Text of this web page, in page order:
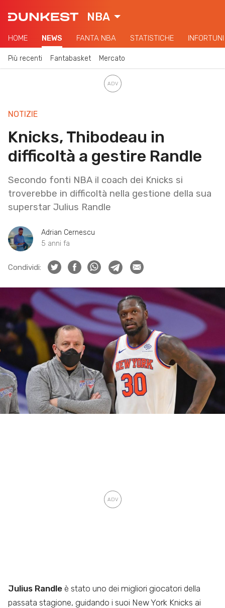
NBA
HOME NEWS FANTA NBA STATISTICHE INFORTUNI
Più recenti Fantabasket Mercato
NOTIZIE
Knicks, Thibodeau in
difficoltà a gestire Randle
Secondo fonti NBA il coach dei Knicks si
troverebbe in difficoltà nella gestione della sua
superstar Julius Randle
Adrian Cernescu
5 anni fa
Condividi:
Julius Randle è stato uno dei migliori giocatori della
passata stagione, guidando i suoi New York Knicks ai